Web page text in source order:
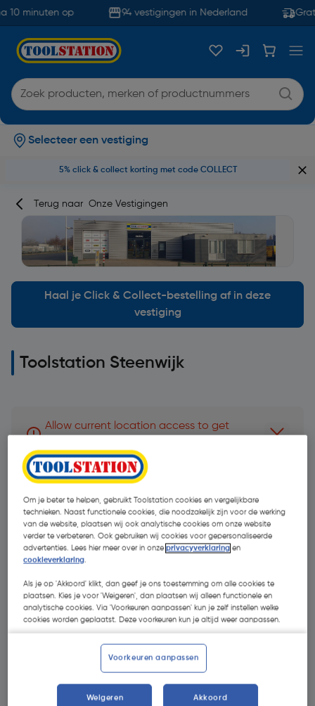
minuten op 94 vestigingen in Nederland
Selecteer een vestiging
5% click & collect korting met code COLLECT
Terug naar Onze Vestigingen
Haal je Click & Collect-bestelling af in deze
vestiging
Toolstation Steenwijk
Allow current location access to get
Adres:
Koematen 14, 8331 TK Steenwijk
Routebeschrijving
+31 71 581 5050
Openingstijdstip
Om je beter te helpen, gebruikt Toolstation cookies en vergelijkbare
technieken. Naast functionele cookies, die noodzakelijk zijn voor de werking
van de website, plaatsen wij ook analytische cookies om onze website
verder te verbeteren. Ook gebruiken wij cookies voor gepersonaliseerde
advertenties. Lees hier meer over in onzeprivacyverklaring en
cookieverklaring.
Als je op 'Akkoord' klikt, dan geef je ons toestemming om alle cookies te
plaatsen. Kies je voor 'Weigeren', dan plaatsen wij alleen functionele en
analytische cookies. Via 'Voorkeuren aanpassen' kun je zelf instellen welke
cookies worden geplaatst. Deze voorkeuren kun je altijd weer aanpassen.
Voorkeuren aanpassen
Weigeren Akkoord